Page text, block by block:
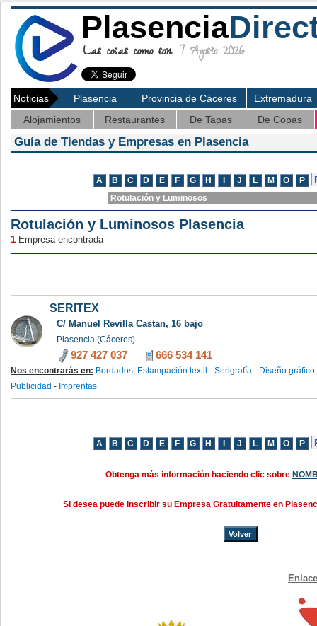
Plasencia
Las cosas como son. 7 Agosto 2026
Noticias Plasencia Provincia de Cáceres
Extremadura
Alojamientos
Restaurantes De Tapas De Copas
Guía de Tiendas y Empresas en Plasencia
Rotulación y Luminosos Plasencia
1 Empresa encontrada
SERITEX
C/ Manuel Revilla Castan, 16 bajo
Plasencia (Cáceres)
927 427 037 666 534 141
Nos encontrarás en: Bordados, Estampación textil - Serigrafía - Diseño
Publicidad - Imprentas
Obtenga más información haciendo clic sobre
Si desea puede inscribir su Empresa Gratuitamente en
Volver